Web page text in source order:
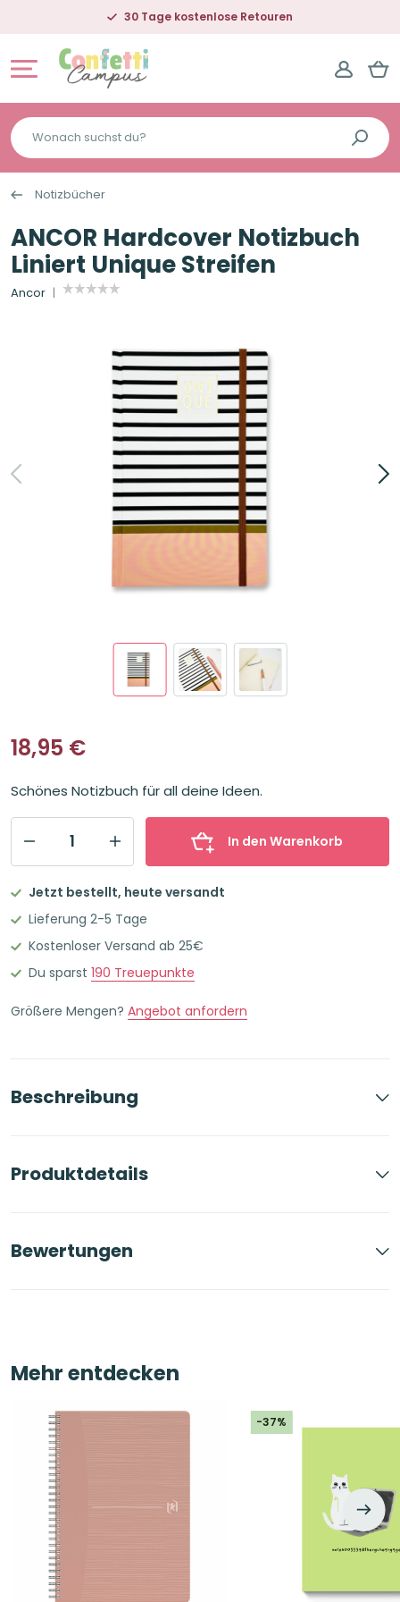
30 Tage kostenlose Retouren
Wonach
suchst
du?
Notizbücher
ANCOR Hardcover Notizbuch
Liniert Unique Streifen
Ancor
18,95 €
Schönes Notizbuch für all deine Ideen.
Notizbuch
Liniert
Unique
Streifen
In den Warenkorb
Jetzt bestellt, heute versandt
Lieferung 2-5 Tage
Kostenloser Versand ab 25€
Du sparst 190 Treuepunkte
Größere Mengen? Angebot anfordern
Beschreibung
Produktdetails
Bewertungen
Mehr entdecken
-37%